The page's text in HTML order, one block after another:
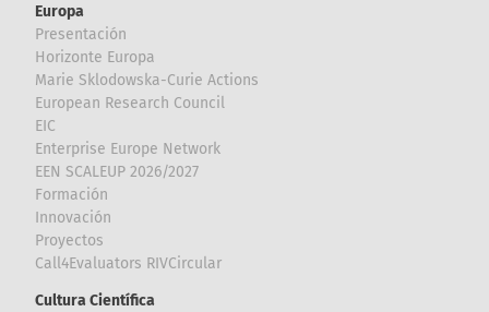
Europa
Presentación
Horizonte Europa
Marie Sklodowska-Curie Actions
European Research Council
EIC
Enterprise Europe Network
EEN SCALEUP 2026/2027
Formación
Innovación
Proyectos
Call4Evaluators RIVCircular
Cultura Científica